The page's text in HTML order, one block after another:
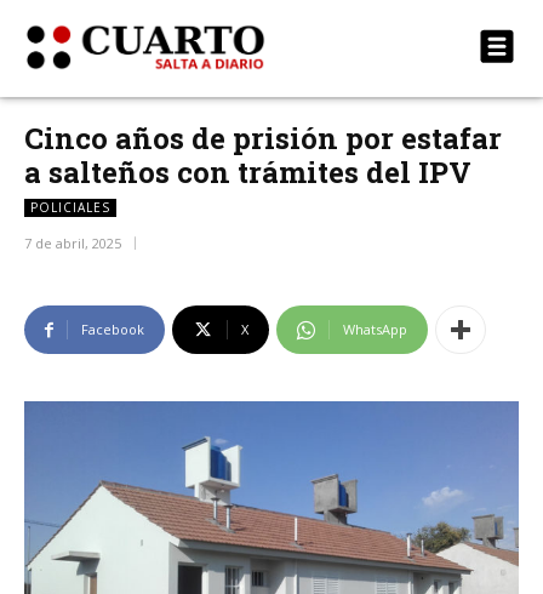
Cinco años de prisión por estafar
a salteños con trámites del IPV
POLICIALES
7 de abril, 2025
Facebook X WhatsApp